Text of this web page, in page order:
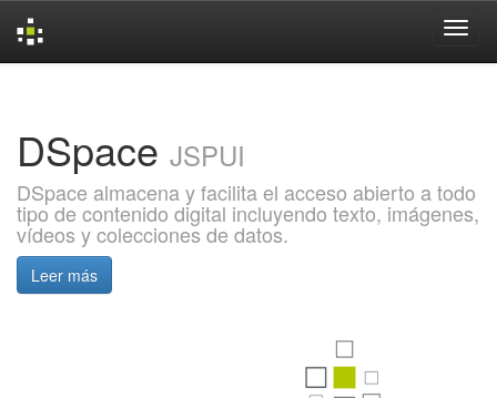
DSpace JSPUI
DSpace almacena y facilita el acceso abierto a todo
tipo de contenido digital incluyendo texto, imágenes,
vídeos y colecciones de datos.
Leer más